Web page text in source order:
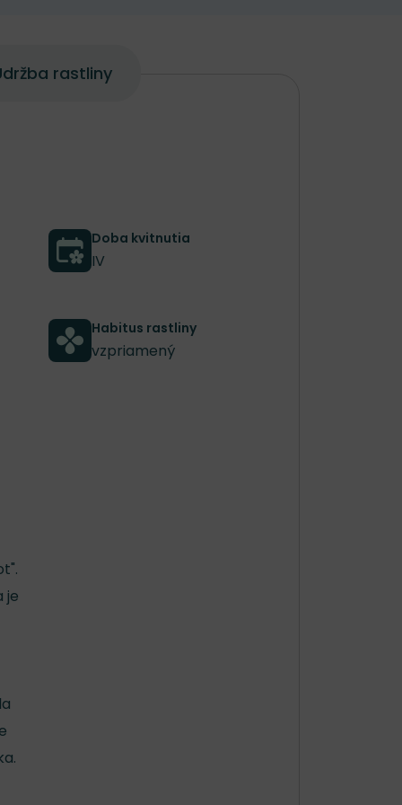
rastliny
Doba kvitnutia
IV
Habitus rastliny
vzpriamený
je